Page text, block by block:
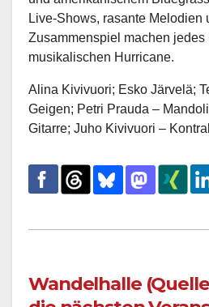
Live-Shows, rasante Melodien
Zusammenspiel machen jedes
musikalischen Hurricane.
Alina Kivivuori; Esko Järvelä;
Geigen; Petri Prauda –
Gitarre; Juho Kivivuori –
Wandelhalle